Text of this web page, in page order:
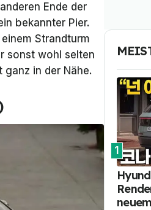
Ende der
bekannter Pier.
Strandturm
sonst wohl selten
ganz in der Nähe.
1